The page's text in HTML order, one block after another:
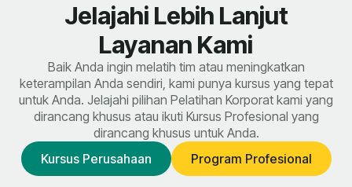
Jelajahi Lebih Lanjut
Layanan Kami
Baik Anda ingin melatih tim atau meningkatkan
keterampilan Anda sendiri, kami punya kursus yang tepat
untuk Anda. Jelajahi pilihan Pelatihan Korporat kami yang
dirancang khusus atau ikuti Kursus Profesional yang
dirancang khusus untuk Anda.
Kursus Perusahaan
Program Profesional